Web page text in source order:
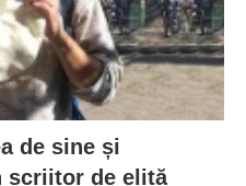
de sine și
scriitor de elită